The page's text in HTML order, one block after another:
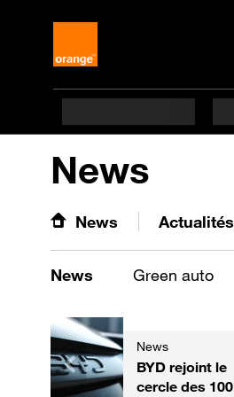
News
News Actualités
News Green auto
News
BYD rejoint le
cercle des 100